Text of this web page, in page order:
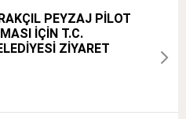
PEYZAJ PİLOT
İÇİN T.C.
ZİYARET